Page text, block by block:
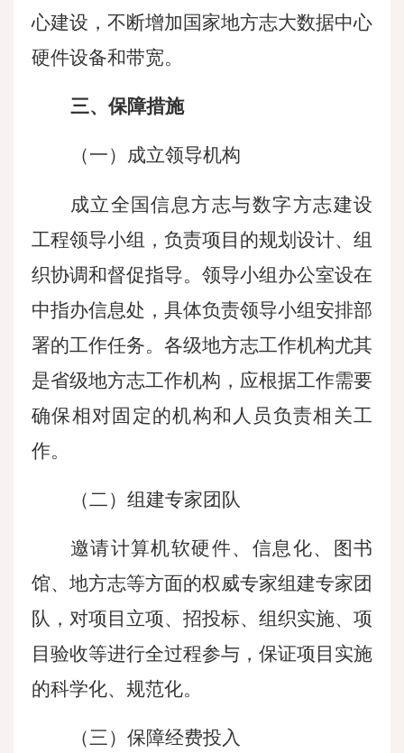
心建设，不断增加国家地方志大数据中心
硬件设备和带宽。
三、保障措施
（一）成立领导机构
成立全国信息方志与数字方志建设
工程领导小组，负责项目的规划设计、组
织协调和督促指导。领导小组办公室设在
中指办信息处，具体负责领导小组安排部
署的工作任务。各级地方志工作机构尤其
是省级地方志工作机构，应根据工作需要
确保相对固定的机构和人员负责相关工
作。
（二）组建专家团队
邀请计算机软硬件、信息化、图书
馆、地方志等方面的权威专家组建专家团
队，对项目立项、招投标、组织实施、项
目验收等进行全过程参与，保证项目实施
的科学化、规范化。
（三）保障经费投入